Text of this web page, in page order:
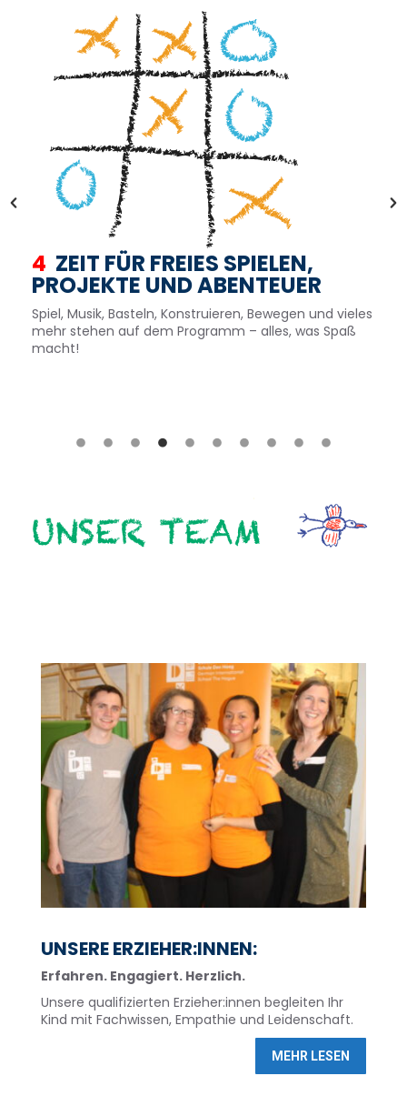
4 ZEIT FÜR FREIES SPIELEN,
PROJEKTE UND ABENTEUER
Spiel, Musik, Basteln, Konstruieren, Bewegen und vieles
mehr stehen auf dem Programm – alles, was Spaß
macht!
UNSERE ERZIEHER:INNEN:
Erfahren. Engagiert. Herzlich.
Unsere qualifizierten Erzieher:innen begleiten Ihr
Kind mit Fachwissen, Empathie und Leidenschaft.
MEHR LESEN